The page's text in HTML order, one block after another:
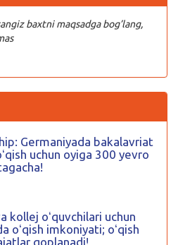
baxtni maqsadga bog’lang,
Germaniyada bakalavriat
uchun oyiga 300 yevro
kollej oʻquvchilari uchun
oʻqish imkoniyati; oʻqish
qoplanadi!